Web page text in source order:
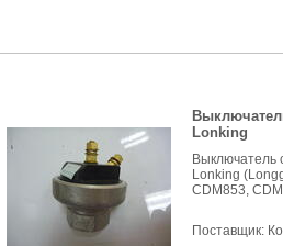
Lonking
Выключатель
Lonking
CDM853,
Поставщик: